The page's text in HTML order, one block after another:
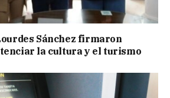
Sánchez firmaron
la cultura y el turismo